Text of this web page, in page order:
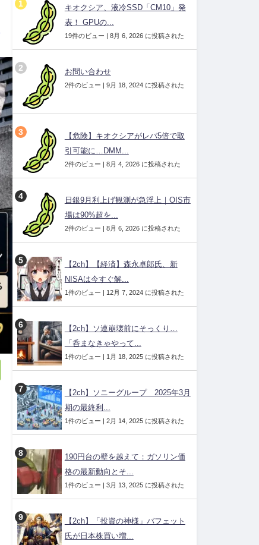
キオクシア、液冷SSD「CM10」発
表！ GPUの...
19件のビュー | 8月 6, 2026 に投稿された
お問い合わせ
2件のビュー | 9月 18, 2024 に投稿された
【危険】キオクシアがレバ5倍で取
引可能に…DMM...
2件のビュー | 8月 4, 2026 に投稿された
日銀9月利上げ観測が急浮上｜OIS市
場は90%超を...
2件のビュー | 8月 6, 2026 に投稿された
【2ch】【経済】森永卓郎氏、新
NISAは今すぐ解...
1件のビュー | 12月 7, 2024 に投稿された
【2ch】ソ連崩壊前にそっくり…
「呑まなきゃやって...
1件のビュー | 1月 18, 2025 に投稿された
【2ch】ソニーグループ 2025年3月
期の最終利...
1件のビュー | 2月 14, 2025 に投稿された
190円台の壁を越えて：ガソリン価
格の最新動向とそ...
1件のビュー | 3月 13, 2025 に投稿された
【2ch】「投資の神様」バフェット
氏が日本株買い増...